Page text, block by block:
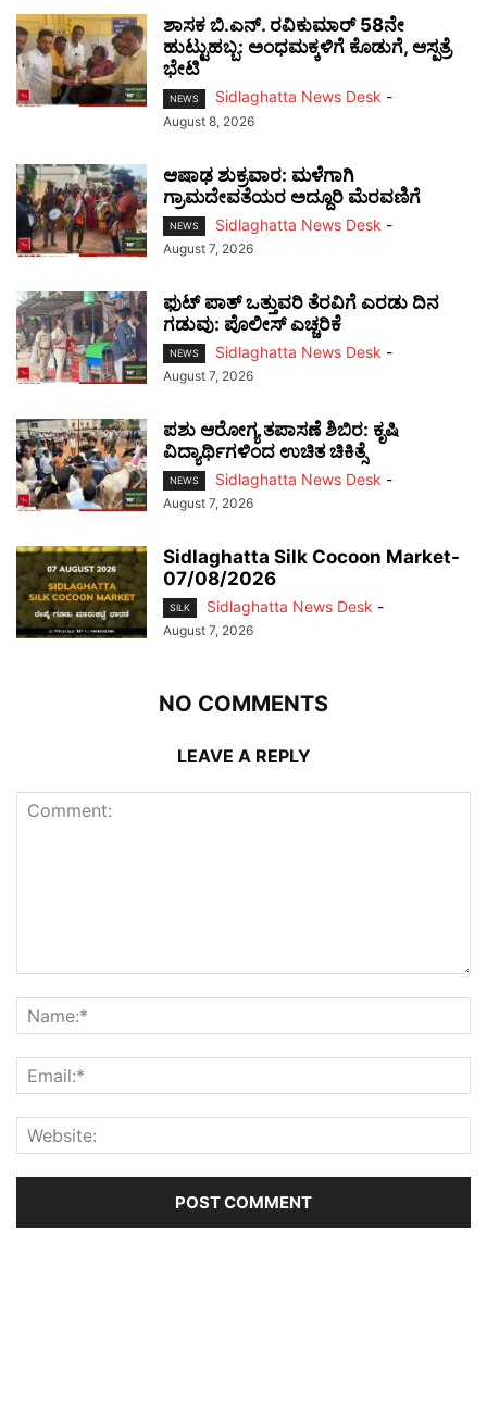
ಶಾಸಕ ಬಿ.ಎನ್. ರವಿಕುಮಾರ್ 58ನೇ
ಹುಟ್ಟುಹಬ್ಬ: ಅಂಧಮಕ್ಕಳಿಗೆ ಕೊಡುಗೆ, ಆಸ್ಪತ್ರೆ
ಭೇಟಿ
NEWS Sidlaghatta News Desk -
August 8, 2026
ಆಷಾಢ ಶುಕ್ರವಾರ: ಮಳೆಗಾಗಿ
ಗ್ರಾಮದೇವತೆಯರ ಅದ್ದೂರಿ ಮೆರವಣಿಗೆ
NEWS Sidlaghatta News Desk -
August 7, 2026
ಫುಟ್‌ ಪಾತ್ ಒತ್ತುವರಿ ತೆರವಿಗೆ ಎರಡು ದಿನ
ಗಡುವು: ಪೊಲೀಸ್ ಎಚ್ಚರಿಕೆ
NEWS Sidlaghatta News Desk -
August 7, 2026
ಪಶು ಆರೋಗ್ಯ ತಪಾಸಣೆ ಶಿಬಿರ: ಕೃಷಿ
ವಿದ್ಯಾರ್ಥಿಗಳಿಂದ ಉಚಿತ ಚಿಕಿತ್ಸೆ
NEWS Sidlaghatta News Desk -
August 7, 2026
Sidlaghatta Silk Cocoon Market-
07/08/2026
SILK Sidlaghatta News Desk -
August 7, 2026
NO COMMENTS
LEAVE A REPLY